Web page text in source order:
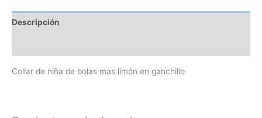
Descripción
Collar de niña de bolas mas limón en ganchillo